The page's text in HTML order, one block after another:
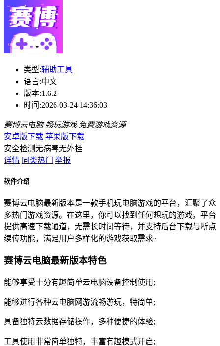
类型:辅助工具
语言:中文
版本:1.6.2
时间:2026-03-24 14:36:03
赛博云电脑 畅玩游戏 免费游戏资源
安卓版下载 苹果版下载
安全检测无病毒无外挂
详情 同类热门 举报
软件介绍
赛博云电脑最新版本是一款手机玩电脑游戏的平台，汇聚了众
多热门游戏资源。在这里，你可以找到任何想玩的游戏。平台
提供高速下载通道，无需长时间等待，并支持后台下载与断点
续传功能，满足用户多样化的游戏获取需求~
赛博云电脑最新版本特色
能够享受十分有趣简单云电脑设备控制使用;
能够进行各种云电脑网游流畅游玩，特简单;
具备独特云数据存储操作，多种便捷的体验;
工具使用非常简单独特，丰富有趣模式开启;